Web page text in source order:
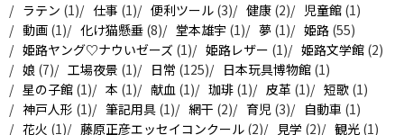
ラテン (1) 仕事 (1) 便利ツール (3) 健康 (2) 児童館 (1)
動画 (1) 化け猫懸垂 (8) 堂本雄宇 (1) 夢 (1) 姫路 (55)
姫路ヤング♡ナウいゼーズ (1) 姫路レザー (1) 姫路文学館 (2)
娘 (7) 工場夜景 (1) 日常 (125) 日本玩具博物館 (1)
星の子館 (1) 本 (1) 献血 (1) 珈琲 (1) 皮革 (1) 短歌 (1)
神戸人形 (1) 筆記用具 (1) 網干 (2) 育児 (3) 自動車 (1)
花火 (1) 藤原正彦エッセイコンクール (2) 見学 (2) 観光 (1)